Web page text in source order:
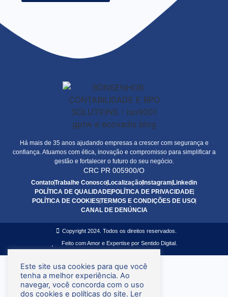
Há mais de 35 anos ajudando empresas a crescer com segurança e
confiança. Atuamos com ética, inovação e compromisso para simplificar a
gestão e fortalecer o futuro do seu negócio.
CRC PR 005900/O
ContatoTrabalhe Conosco Localização Instagram Linkedin
POLÍTICA DE QUALIDADE POLÍTICA DE PRIVACIDADE
POLÍTICA DE COOKIESTERMOS E CONDIÇÕES DE USO
CANAL DE DENÚNCIA
Copyright 2024. Todos os direitos reservados.
Feito com Amor e Expertise por Sentido Digital.
Este site usa cookies para que você
tenha a melhor experiência. Ao
navegar, você concorda com o uso
dos cookies e políticas do site. Ler